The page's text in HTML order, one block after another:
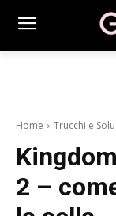
Home Trucchi e
2 –